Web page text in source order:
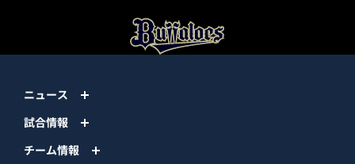
ニュース
試合情報
チーム情報